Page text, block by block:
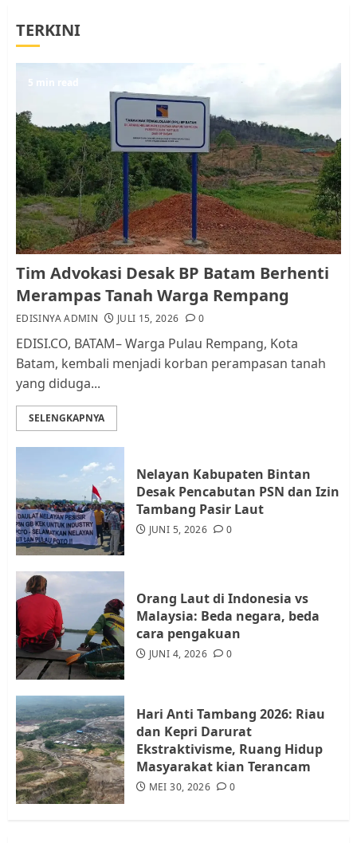
5
1
Pemko Batam Tegaskan RT dan
RW bukan Petugas Pendataan
dan Pemungutan Pajak
AGUSTUS 1, 2026 0
Kader Pajak jadi Penghubung
Pemerintah dan Masyarakat di
Lingkungan RT/RW
AGUSTUS 1, 2026
4
Warga Rempang Ajukan
Audiensi dengan Wali Kota
5
Tim Advokasi Desak BP Batam
Berhenti Merampas Tanah
TERKINI
5 min read
Tim Advokasi Desak BP Batam Berhenti
Merampas Tanah Warga Rempang
EDISINYA ADMIN JULI 15, 2026 0
EDISI.CO, BATAM– Warga Pulau Rempang, Kota
Batam, kembali menjadi korban perampasan tanah
yang diduga...
SELENGKAPNYA
Nelayan Kabupaten Bintan
Desak Pencabutan PSN dan Izin
Tambang Pasir Laut
JUNI 5, 2026 0
Orang Laut di Indonesia vs
Malaysia: Beda negara, beda
cara pengakuan
JUNI 4, 2026 0
Hari Anti Tambang 2026: Riau
dan Kepri Darurat
Ekstraktivisme, Ruang Hidup
Masyarakat kian Terancam
MEI 30, 2026 0